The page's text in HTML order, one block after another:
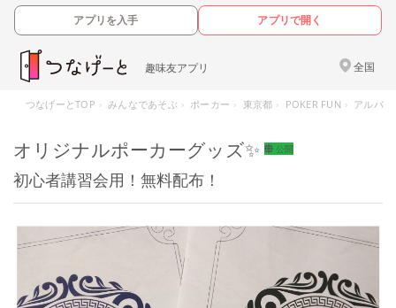
アプリを入手 アプリで開く
趣味友アプリ 全国
つなげーとTOP みんなであそぶ ポーカー 東京都 POKER FUN アルバム
オリジナルポーカーグッズ✨ 公開
初心者講習会用！無料配布！